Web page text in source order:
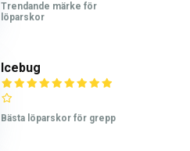
Trendande märke för
löparskor
Icebug
Bästa löparskor för grepp